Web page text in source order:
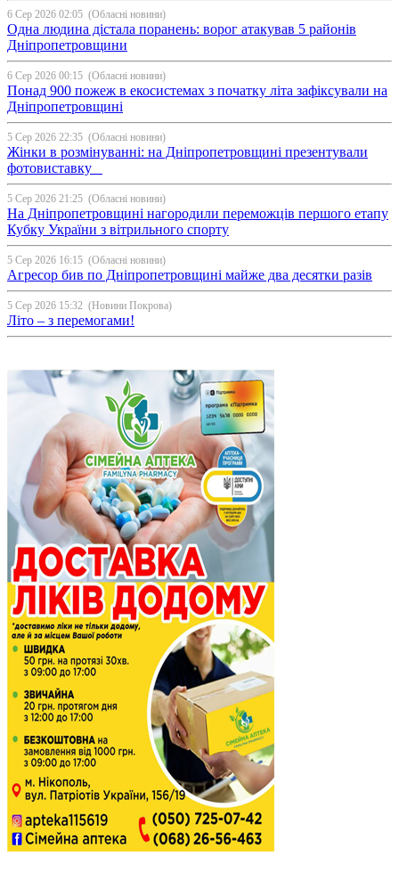
6 Сер 2026 02:05 (Обласні новини)
Одна людина дістала поранень: ворог атакував 5 районів
Дніпропетровщини
6 Сер 2026 00:15 (Обласні новини)
Понад 900 пожеж в екосистемах з початку літа зафіксували на
Дніпропетровщині
5 Сер 2026 22:35 (Обласні новини)
Жінки в розмінуванні: на Дніпропетровщині презентували
фотовиставку
5 Сер 2026 21:25 (Обласні новини)
На Дніпропетровщині нагородили переможців першого етапу
Кубку України з вітрильного спорту
5 Сер 2026 16:15 (Обласні новини)
Агресор бив по Дніпропетровщині майже два десятки разів
5 Сер 2026 15:32 (Новини Покрова)
Літо – з перемогами!